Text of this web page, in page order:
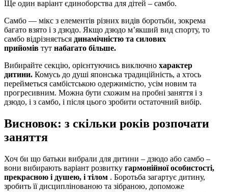
Ще один варіант єдиноборства для дітей – самбо.
Самбо — мікс з елементів різних видів боротьби, зокрема
багато взято і з дзюдо. Якщо дзюдо м’якший вид спорту, то
самбо відрізняється динамічністю та силових
прийомів тут набагато більше.
Вибирайте секцію, орієнтуючись виключно характер
дитини. Комусь до душі японська традиційність, а хтось
перейметься самбістською одержимістю, усім новим та
прогресивним. Можна бути схожим на пробні заняття і з
дзюдо, і з самбо, і після цього зробити остаточний вибір.
Висновок: з скільки років розпочати
заняття
Хоч би що батьки вибрали для дитини – дзюдо або самбо –
вони вибирають варіант розвитку гармонійної особистості,
прекрасною і душею, і тілом . Боротьба загартує дитину,
зробить її дисциплінованою та зібраною, допоможе